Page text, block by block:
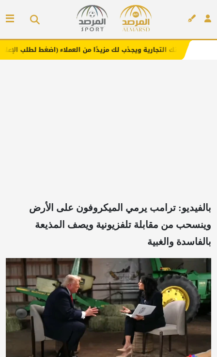
ويجذب لك مزيدًا من العملاء (اضغط لطلب الإعلان)
بالفيديو: ترامب يرمي الميكروفون على الأرض
وينسحب من مقابلة تلفزيونية ويصف المذيعة
بالفاسدة والغبية